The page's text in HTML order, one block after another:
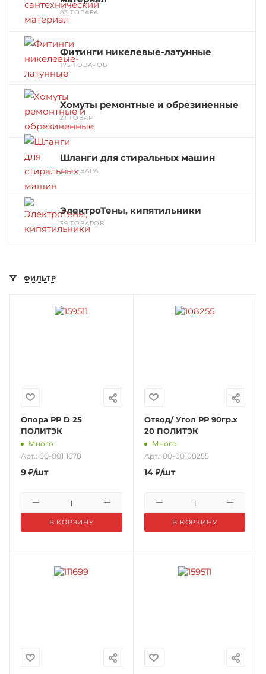
83 ТОВАРА
Фитинги никелевые-латунные
175 ТОВАРОВ
Хомуты ремонтные и обрезиненные
21 ТОВАР
Шланги для стиральных машин
22 ТОВАРА
ЭлектроТены, кипятильники
39 ТОВАРОВ
ФИЛЬТР
Опора РР D 25
ПОЛИТЭК
Много
Арт.: 00-00111678
9 ₽/шт
В КОРЗИНУ
Отвод/ Угол РР 90гр.х
20 ПОЛИТЭК
Много
Арт.: 00-00108255
14₽/шт
В КОРЗИНУ